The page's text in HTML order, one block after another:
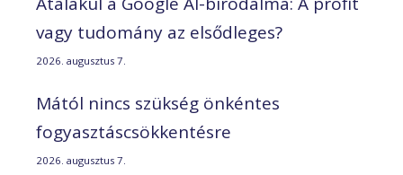
vagy tudomány az elsődleges?
2026. augusztus 7.
Mától nincs szükség önkéntes
fogyasztáscsökkentésre
2026. augusztus 7.